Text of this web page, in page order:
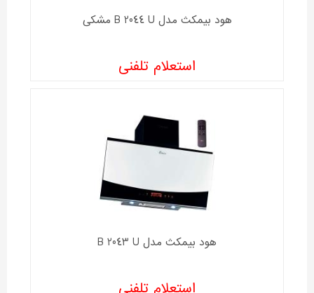
هود بیمکث مدل B 2044 U مشکی
استعلام تلفنی
هود بیمکث مدل B 2043 U
استعلام تلفنی